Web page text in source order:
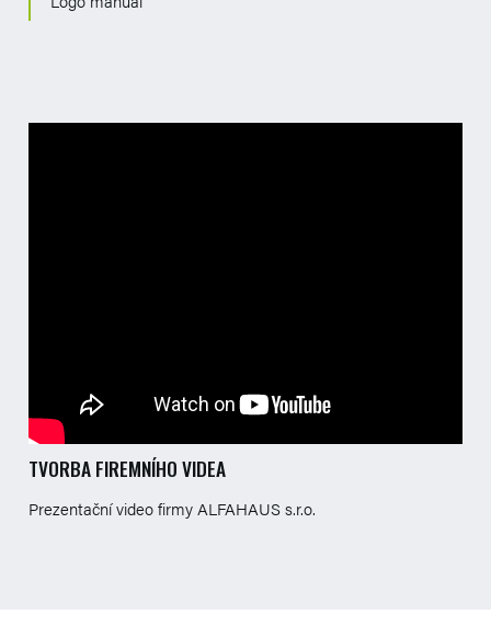
TVORBA FIREMNÍHO VIDEA
Prezentační video firmy ALFAHAUS s.r.o.